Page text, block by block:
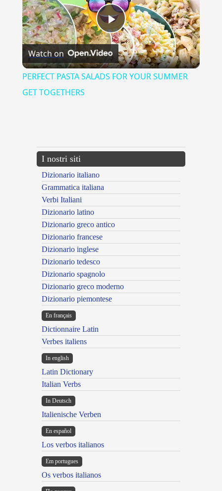
Play
Video
Watch on
PERFECT PASTA SALADS FOR YOUR SUMMER
GET TOGETHERS
I nostri siti
Dizionario italiano
Grammatica italiana
Verbi Italiani
Dizionario latino
Dizionario greco antico
Dizionario francese
Dizionario inglese
Dizionario tedesco
Dizionario spagnolo
Dizionario greco moderno
Dizionario piemontese
En français
Dictionnaire Latin
Verbes italiens
In english
Latin Dictionary
Italian Verbs
In Deutsch
Italienische Verben
En español
Los verbos italianos
Em portugues
Os verbos italianos